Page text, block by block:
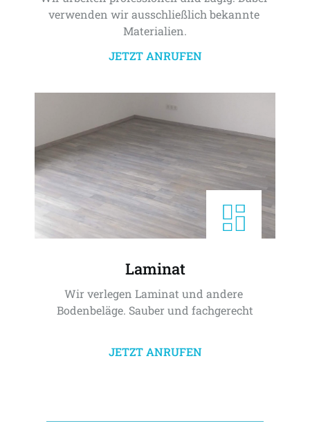
verwenden wir ausschließlich bekannte
Materialien.
JETZT ANRUFEN
Laminat
Wir verlegen Laminat und andere
Bodenbeläge. Sauber und fachgerecht
JETZT ANRUFEN